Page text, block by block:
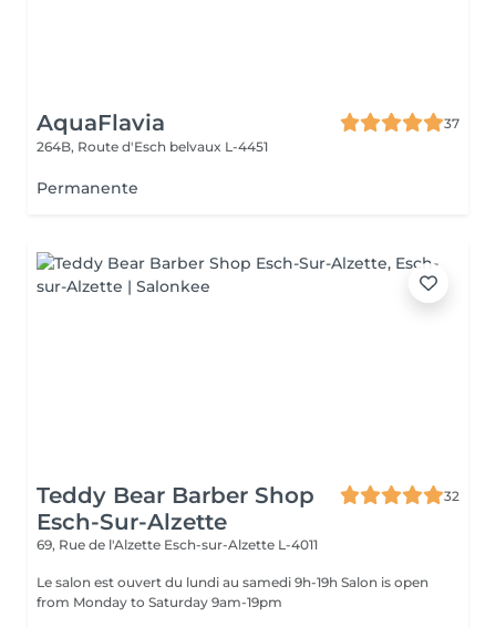
AquaFlavia
37
264B, Route d'Esch belvaux L-4451
Permanente
Teddy Bear Barber Shop
Esch-Sur-Alzette
32
69, Rue de l'Alzette Esch-sur-Alzette L-4011
Le salon est ouvert du lundi au samedi 9h-19h Salon is open
from Monday to Saturday 9am-19pm